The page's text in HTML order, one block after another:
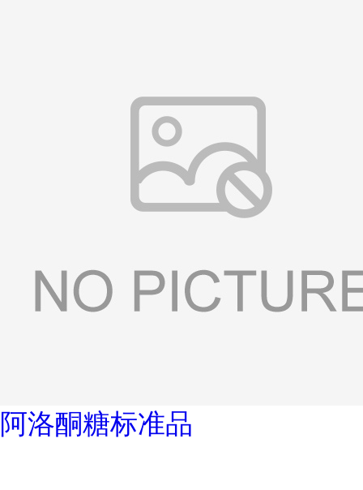
阿洛酮糖标准品